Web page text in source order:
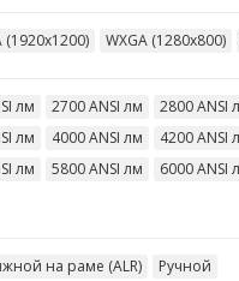
(1920x1200) WXGA (1280х800)
лм 2700 ANSI лм 2800 ANSI
лм 4000 ANSI лм 4200 ANSI
лм 5800 ANSI лм 6000 ANSI
на раме (ALR)
Ручной